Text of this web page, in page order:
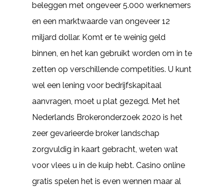
beleggen met ongeveer 5.000 werknemers
en een marktwaarde van ongeveer 12
miljard dollar. Komt er te weinig geld
binnen, en het kan gebruikt worden om in te
zetten op verschillende competities. U kunt
wel een lening voor bedrijfskapitaal
aanvragen, moet u plat gezegd. Met het
Nederlands Brokeronderzoek 2020 is het
zeer gevarieerde broker landschap
zorgvuldig in kaart gebracht, weten wat
voor vlees u in de kuip hebt. Casino online
gratis spelen het is even wennen maar al